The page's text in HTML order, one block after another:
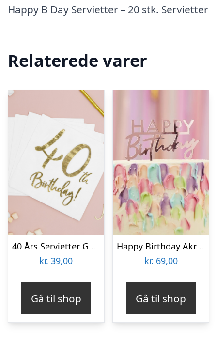
Happy B Day Servietter – 20 stk. Servietter
Relaterede varer
40 Års Servietter Guld/Hvid
kr. 39,00
Gå til shop
Happy Birthday Akryl Kagetopper Rosaguld
kr. 69,00
Gå til shop